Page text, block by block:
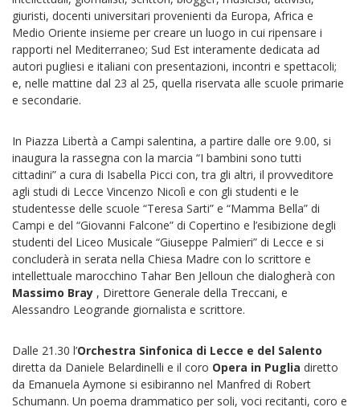
giuristi, docenti universitari provenienti da Europa, Africa e
Medio Oriente insieme per creare un luogo in cui ripensare i
rapporti nel Mediterraneo; Sud Est interamente dedicata ad
autori pugliesi e italiani con presentazioni, incontri e spettacoli;
e, nelle mattine dal 23 al 25, quella riservata alle scuole primarie
e secondarie.
In Piazza Libertà a Campi salentina, a partire dalle ore 9.00, si
inaugura la rassegna con la marcia “I bambini sono tutti
cittadini” a cura di Isabella Picci con, tra gli altri, il provveditore
agli studi di Lecce Vincenzo Nicolì e con gli studenti e le
studentesse delle scuole “Teresa Sarti” e “Mamma Bella” di
Campi e del “Giovanni Falcone” di Copertino e l’esibizione degli
studenti del Liceo Musicale “Giuseppe Palmieri” di Lecce e si
concluderà in serata nella Chiesa Madre con lo scrittore e
intellettuale marocchino Tahar Ben Jelloun che dialogherà con
Massimo Bray , Direttore Generale della Treccani, e
Alessandro Leogrande giornalista e scrittore.
Dalle 21.30 l’Orchestra Sinfonica di Lecce e del Salento
diretta da Daniele Belardinelli e il coro Opera in Puglia diretto
da Emanuela Aymone si esibiranno nel Manfred di Robert
Schumann. Un poema drammatico per soli, voci recitanti, coro e